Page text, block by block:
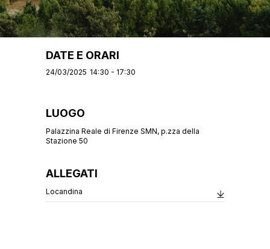
DATE E ORARI
24/03/2025 14:30 - 17:30
LUOGO
Palazzina Reale di Firenze SMN, p.zza della
Stazione 50
ALLEGATI
Locandina